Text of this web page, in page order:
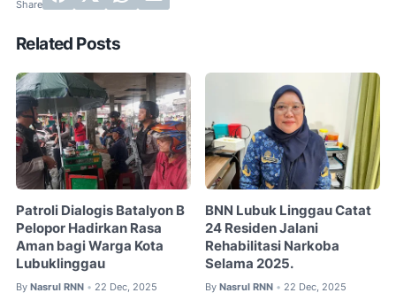
Related Posts
Patroli Dialogis Batalyon B
Pelopor Hadirkan Rasa
Aman bagi Warga Kota
Lubuklinggau
By Nasrul RNN • 22 Dec, 2025
BNN Lubuk Linggau Catat
24 Residen Jalani
Rehabilitasi Narkoba
Selama 2025.
By Nasrul RNN • 22 Dec, 2025